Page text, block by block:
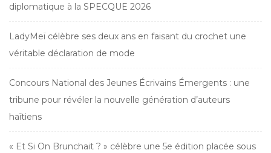
diplomatique à la SPECQUE 2026
LadyMeï célèbre ses deux ans en faisant du crochet une
véritable déclaration de mode
Concours National des Jeunes Écrivains Émergents : une
tribune pour révéler la nouvelle génération d’auteurs
haïtiens
« Et Si On Brunchait ? » célèbre une 5e édition placée sous